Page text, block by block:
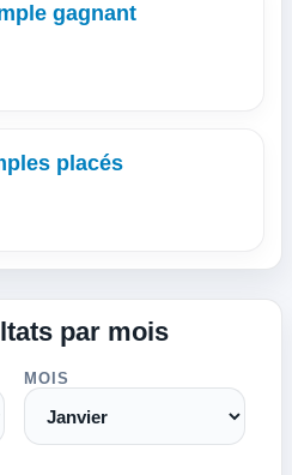
gagnant
placés
par mois
MOIS